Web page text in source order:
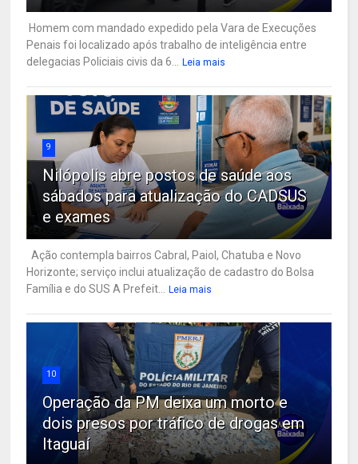
Homem com mandado expedido pela Vara de Execuções
Penais foi localizado após trabalho de inteligência entre
delegacias Policiais civis da 6...
Leia mais
9
Nilópolis abre postos de saúde aos
sábados para atualização do CADSUS
e exames
Ação contempla bairros Cabral, Paiol, Chatuba e Novo
Horizonte; serviço inclui atualização de cadastro do Bolsa
Família e do SUS A Prefeit...
Leia mais
10
Operação da PM deixa um morto e
dois presos por tráfico de drogas em
Itaguaí